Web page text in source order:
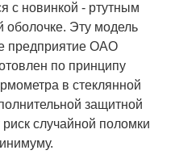
с новинкой - ртутным
оболочке. Эту модель
предприятие ОАО
по принципу
в стеклянной
защитной
случайной поломки